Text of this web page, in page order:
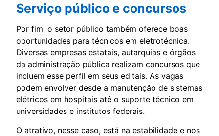
Serviço público e concursos
Por fim, o setor público também oferece boas
oportunidades para técnicos em eletrotécnica.
Diversas empresas estatais, autarquias e órgãos
da administração pública realizam concursos que
incluem esse perfil em seus editais. As vagas
podem envolver desde a manutenção de sistemas
elétricos em hospitais até o suporte técnico em
universidades e institutos federais.
O atrativo, nesse caso, está na estabilidade e nos